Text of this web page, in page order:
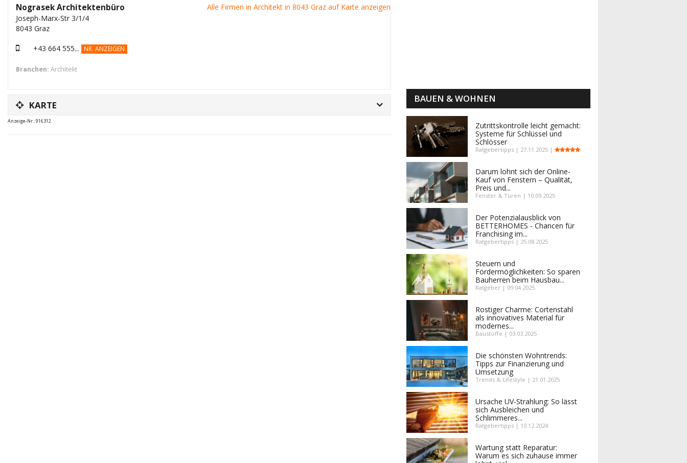
Alle Firmen in Architekt in 8043 Graz auf Karte anzeigen
Nograsek Architektenbüro
Joseph-Marx-Str 3/1/4
8043 Graz
+43 664 555... NR. ANZEIGEN
Branchen: Architekt
KARTE
Anzeige-Nr.: 916312
BAUEN & WOHNEN
Zutrittskontrolle leicht gemacht:
Systeme für Schlüssel und
Schlösser
Ratgebertipps | 27.11.2025 |
Darum lohnt sich der Online-
Kauf von Fenstern – Qualität,
Preis und...
Fenster & Türen | 10.09.2025
Der Potenzialausblick von
BETTERHOMES - Chancen für
Franchising im...
Ratgebertipps | 25.08.2025
Steuern und
Fördermöglichkeiten: So sparen
Bauherren beim Hausbau...
Ratgeber | 09.04.2025
Rostiger Charme: Cortenstahl
als innovatives Material für
modernes...
Baustoffe | 03.03.2025
Die schönsten Wohntrends:
Tipps zur Finanzierung und
Umsetzung
Trends & Lifestyle | 21.01.2025
Ursache UV-Strahlung: So lässt
sich Ausbleichen und
Schlimmeres...
Ratgebertipps | 10.12.2024
Wartung statt Reparatur:
Warum es sich zuhause immer